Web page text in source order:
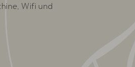
Wifi und